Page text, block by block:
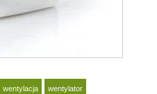
wentylacja wentylator